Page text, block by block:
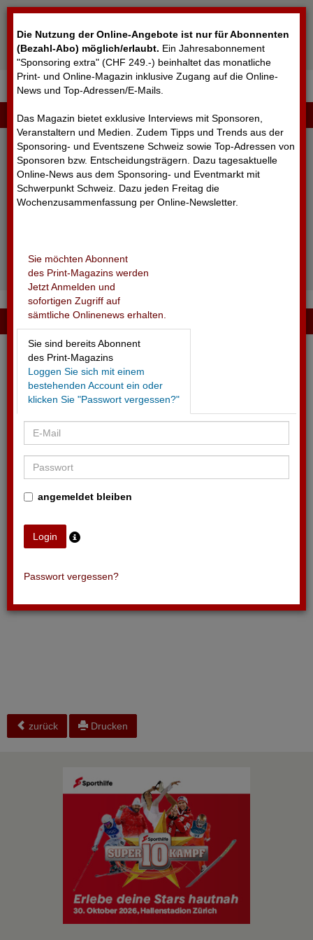
Die Nutzung der Online-Angebote ist nur für Abonnenten
(Bezahl-Abo) möglich/erlaubt. Ein Jahresabonnement
"Sponsoring extra" (CHF 249.-) beinhaltet das monatliche
Print- und Online-Magazin inklusive Zugang auf die Online-
News und Top-Adressen/E-Mails.
Das Magazin bietet exklusive Interviews mit Sponsoren,
Veranstaltern und Medien. Zudem Tipps und Trends aus der
Sponsoring- und Eventszene Schweiz sowie Top-Adressen von
Sponsoren bzw. Entscheidungsträgern. Dazu tagesaktuelle
Online-News aus dem Sponsoring- und Eventmarkt mit
Schwerpunkt Schweiz. Dazu jeden Freitag die
Wochenzusammenfassung per Online-Newsletter.
Sie möchten Abonnent
des Print-Magazins werden
Jetzt Anmelden und
sofortigen Zugriff auf
sämtliche Onlinenews erhalten.
Sie sind bereits Abonnent
des Print-Magazins
Loggen Sie sich mit einem
bestehenden Account ein oder
klicken Sie "Passwort vergessen?"
angemeldet bleiben
Passwort vergessen?
LOGIN
Passwort vergessen?
Noch nicht registriert?
02.10.2024 - SLOW-UP-SAISON
2024 mit 402'000 Freizeitsportlern
zurück Drucken
Cookie-Einstellungen